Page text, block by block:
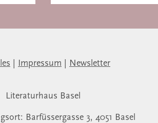
Impressum Newsletter
Literaturhaus Basel
Barfüssergasse 3, 4051 Basel